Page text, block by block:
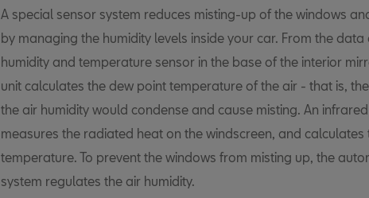
A special sensor system reduces misting-up of the windows
by managing the humidity levels inside your car. From the
humidity and temperature sensor in the base of the interior
unit calculates the dew point temperature of the air - that is,
the air humidity would condense and cause misting. An
measures the radiated heat on the windscreen, and calculates
temperature. To prevent the windows from misting up, the
system regulates the air humidity.